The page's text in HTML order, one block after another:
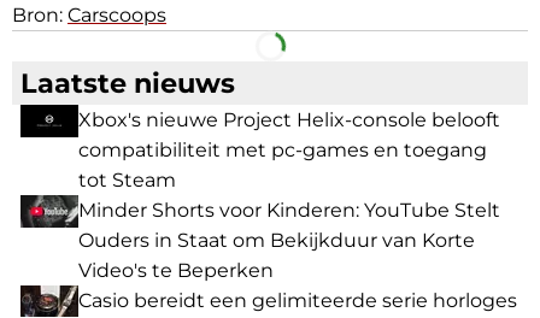
Bron: Carscoops
Facebook Telegram
Laatste nieuws
Xbox's nieuwe Project Helix-console belooft
compatibiliteit met pc-games en toegang
tot Steam
Minder Shorts voor Kinderen: YouTube Stelt
Ouders in Staat om Bekijkduur van Korte
Video's te Beperken
Casio bereidt een gelimiteerde serie horloges